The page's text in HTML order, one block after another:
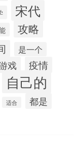
宋代
攻略
是一个
戏 疫情
自己的
适合 都是